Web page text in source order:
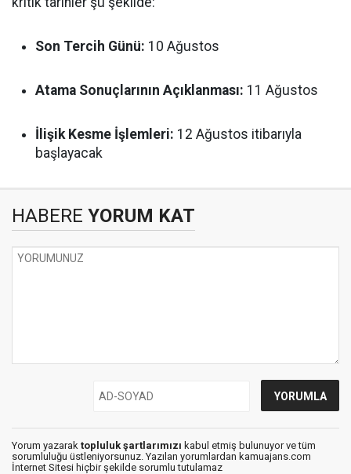
Son Tercih Günü: 10 Ağustos
Atama Sonuçlarının Açıklanması: 11 Ağustos
İlişik Kesme İşlemleri: 12 Ağustos itibarıyla
başlayacak
HABERE YORUM KAT
Yorum yazarak topluluk şartlarımızı kabul etmiş bulunuyor ve tüm
sorumluluğu üstleniyorsunuz. Yazılan yorumlardan kamuajans.com
İnternet Sitesi hiçbir şekilde sorumlu tutulamaz